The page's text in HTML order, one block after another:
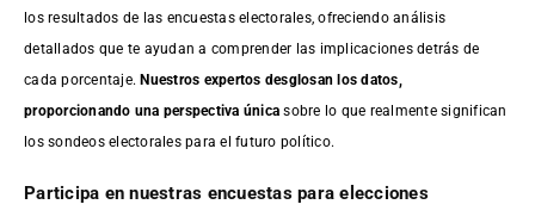
los resultados de las encuestas electorales, ofreciendo análisis
detallados que te ayudan a comprender las implicaciones detrás de
cada porcentaje.Nuestros expertos desglosan los datos,
proporcionando una perspectiva única sobre lo que realmente significan
los sondeos electorales para el futuro político.
Participa en nuestras encuestas para elecciones